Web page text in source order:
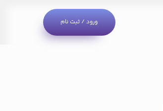
ورود / ثبت نام